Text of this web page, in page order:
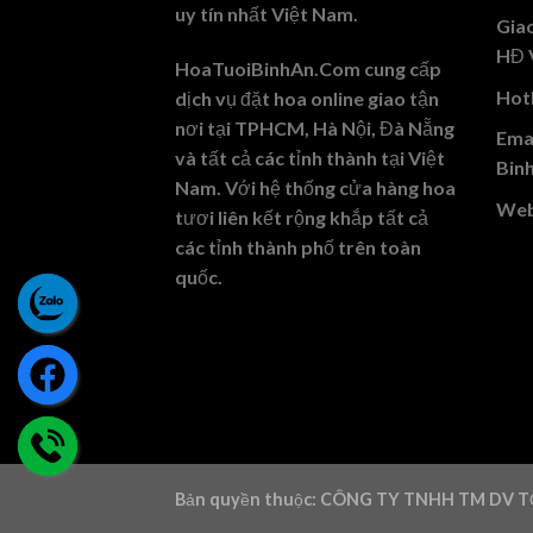
uy tín nhất Việt Nam.
HoaTuoiBinhAn.Com cung cấp
dịch vụ đặt hoa online giao tận
nơi tại TPHCM, Hà Nội, Đà Nẵng
và tất cả các tỉnh thành tại Việt
Nam. Với hệ thống cửa hàng hoa
tươi liên kết rộng khắp tất cả
các tỉnh thành phố trên toàn
quốc.
HĐ
Bản quyền thuộc: CÔNG TY TNHH TM DV